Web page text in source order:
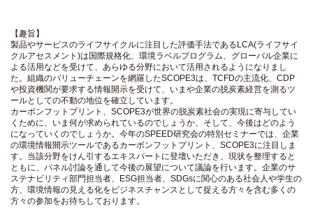
【趣旨】
製品やサービスのライフサイクルに注目した評価手法であるLCA(ライフサイ
クルアセスメント)は国際規格化、環境ラベルプログラム、グローバル企業に
よる活用などを受けて、あらゆる分野において活用されるようになりまし
た。組織のバリューチェーンを網羅したSCOPE3は、TCFDの主流化、CDP
や投資機関が要求する情報開示を受けて、いまや企業の脱炭素経営を測るツ
ールとしての不動の地位を確立しています。
カーボンフットプリント、SCOPE3が世界の脱炭素社会の実現に寄与してい
くために、いま何が求められているのでしょうか、そして、今後はどのよう
になっていくのでしょうか。今年のSPEED研究会の特別セミナーでは、企業
の環境情報開示ツールであるカーボンフットプリント、SCOPE3に注目しま
す。当該分野をけん引するエキスパートに登壇いただき、現状を整理すると
ともに、パネル討論を通して今後の展望について議論を行います。企業のサ
ステナビリティ部門担当者、ESG担当者、SDGsに関心のある社会人や学生の
方、環境情報の見える化をビジネスチャンスとして捉える方々を含む多くの
方々の参加をお待ちしております。